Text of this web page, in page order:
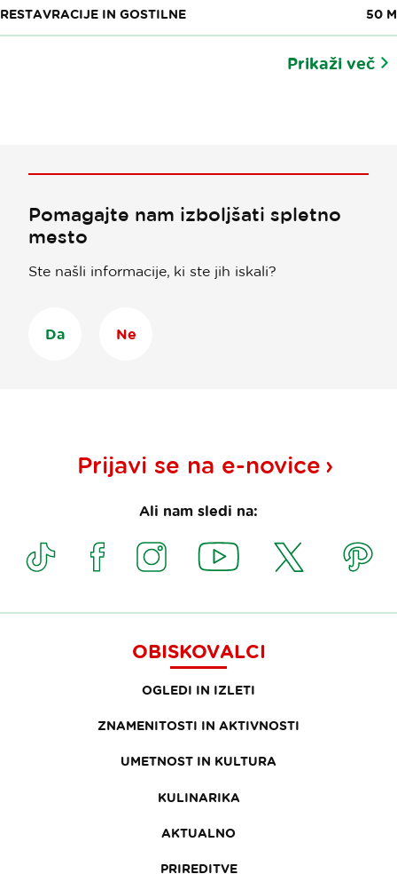
RESTAVRACIJE IN GOSTILNE 50 M
Prikaži več
Pomagajte nam izboljšati spletno
mesto
Ste našli informacije, ki ste jih iskali?
Da Ne
Prijavi se na e-novice
Ali nam sledi na:
OBISKOVALCI
OGLEDI IN IZLETI
ZNAMENITOSTI IN AKTIVNOSTI
UMETNOST IN KULTURA
KULINARIKA
AKTUALNO
PRIREDITVE